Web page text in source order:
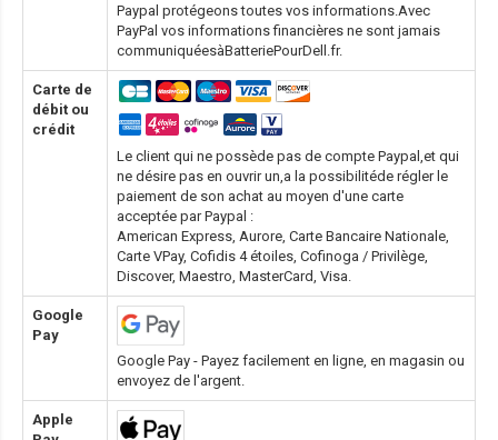
Paypal protégeons toutes vos informations.Avec
PayPal vos informations financières ne sont jamais
communiquéesàBatteriePourDell.fr.
Carte de
débit ou
crédit
Le client qui ne possède pas de compte Paypal,et qui
ne désire pas en ouvrir un,a la possibilitéde régler le
paiement de son achat au moyen d'une carte
acceptée par Paypal :
American Express, Aurore, Carte Bancaire Nationale,
Carte VPay, Cofidis 4 étoiles, Cofinoga / Privilège,
Discover, Maestro, MasterCard, Visa.
Google
Pay
Google Pay - Payez facilement en ligne, en magasin ou
envoyez de l'argent.
Apple